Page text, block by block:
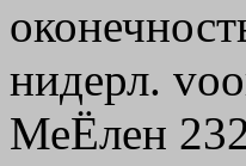
нидерл.
МеЁлен